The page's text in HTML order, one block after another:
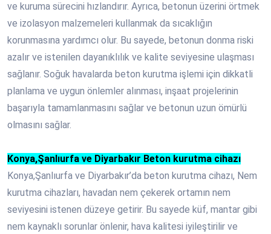
ve kuruma sürecini hızlandırır. Ayrıca, betonun üzerini örtmek
ve izolasyon malzemeleri kullanmak da sıcaklığın
korunmasına yardımcı olur. Bu sayede, betonun donma riski
azalır ve istenilen dayanıklılık ve kalite seviyesine ulaşması
sağlanır. Soğuk havalarda beton kurutma işlemi için dikkatli
planlama ve uygun önlemler alınması, inşaat projelerinin
başarıyla tamamlanmasını sağlar ve betonun uzun ömürlü
olmasını sağlar.
Konya,Şanlıurfa ve Diyarbakır Beton kurutma cihazı
Konya,Şanlıurfa ve Diyarbakır’da beton kurutma cihazı, Nem
kurutma cihazları, havadan nem çekerek ortamın nem
seviyesini istenen düzeye getirir. Bu sayede küf, mantar gibi
nem kaynaklı sorunlar önlenir, hava kalitesi iyileştirilir ve